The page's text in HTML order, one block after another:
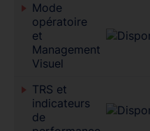
Mode
opératoire
et
Management
Visuel
TRS et
indicateurs
de